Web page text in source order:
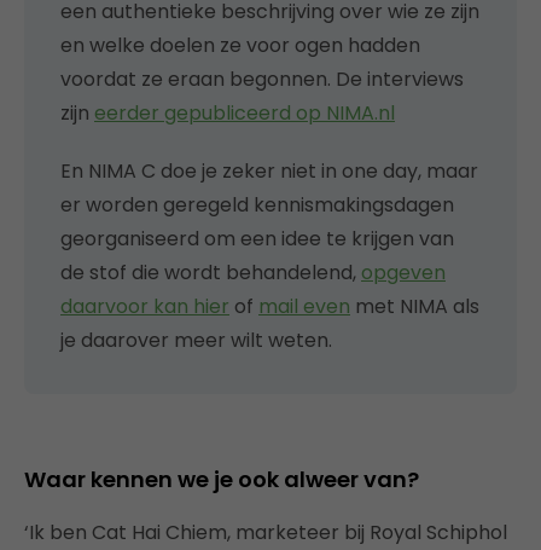
een authentieke beschrijving over wie ze zijn
en welke doelen ze voor ogen hadden
voordat ze eraan begonnen. De interviews
zijn eerder gepubliceerd op NIMA.nl
En NIMA C doe je zeker niet in one day, maar
er worden geregeld kennismakingsdagen
georganiseerd om een idee te krijgen van
de stof die wordt behandelend, opgeven
daarvoor kan hier of mail even met NIMA als
je daarover meer wilt weten.
Waar kennen we je ook alweer van?
‘Ik ben Cat Hai Chiem, marketeer bij Royal Schiphol